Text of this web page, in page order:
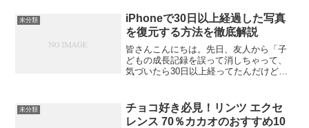
ごとの違い、どんな人に向いているのか
をわ...
未分類
iPhoneで30日以上経過した写真
を復元する方法を徹底解説
皆さんこんにちは。先日、友人から「子
どもの成長記録を誤って消しちゃって、
気づいたら30日以上経ってたんだけど、
くて。iPhoneユーザーなら一度は「あ
っ！」って経験、あ...
未分類
チョコ好き必見！リンツ エクセ
レンス 70％カカオのおすすめ10